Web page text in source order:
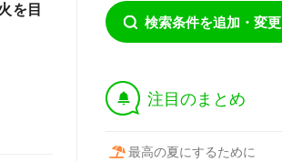
を目
検索条件を追加・変更
† 注目のまとめ
最高の夏にするために